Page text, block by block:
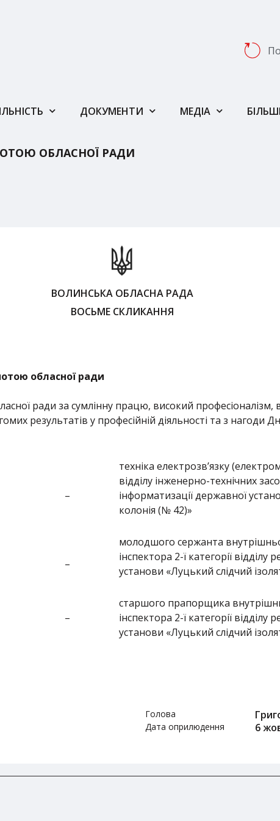
ДОКУМЕНТИ МЕДІА
ОБЛАСНОЇ РАДИ
ВОЛИНСЬКА ОБЛАСНА РАДА
ВОСЬМЕ СКЛИКАННЯ
обласної ради
ради за сумлінну працю, високий професіоналізм,
результатів у професійній діяльності та з нагоди
–
техніка електрозв’язку
відділу інженерно-технічних
інформатизації державної
колонія (№ 42)»
–
молодшого сержанта
інспектора 2-ї категорії
установи «Луцький слідчий
–
старшого прапорщика
інспектора 2-ї категорії
установи «Луцький слідчий
Голова
Дата оприлюдення 6